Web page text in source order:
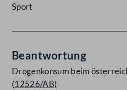
Sport
Beantwortung
Drogenkonsum beim
(12526/AB)